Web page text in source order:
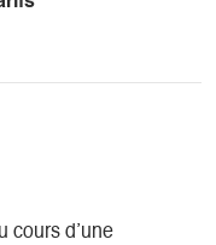
cours d’une